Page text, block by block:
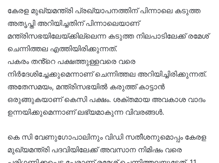
കേരള മുഖ്യമന്ത്രി പ്രഖ്യാപനത്തിന് പിന്നാലെ കടുത്ത
അതൃപ്തി അറിയിച്ചതിന് പിന്നാലെയാണ്
മന്ത്രിസഭയിലേയ്ക്കില്ലെന്ന കടുത്ത നിലപാടിലേക്ക് രമേശ്
ചെന്നിത്തല എത്തിയിരിക്കുന്നത്.
പകരം തൻ്റെ പക്ഷത്തുള്ളവരെ വരെ
നിർദേശിച്ചേക്കുമെന്നാണ് ചെന്നിത്തല അറിയിച്ചിരിക്കുന്നത്.
അതേസമയം, മന്ത്രിസഭയിൽ കരുത്ത് കാട്ടാൻ
ഒരുങ്ങുകയാണ് കെസി പക്ഷം. ശക്തമായ അവകാശ വാദം
ഉന്നയിക്കുമെന്നാണ് ലഭ്യമാകുന്ന വിവരങ്ങൾ.
കെ സി വേണുഗോപാലിനും വിഡി സതീശനുമൊപ്പം കേരള
മുഖ്യമന്ത്രി പദവിയിലേക്ക് അവസാന നിമിഷം വരെ